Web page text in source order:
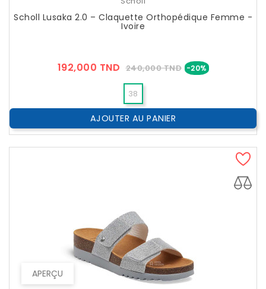
Scholl Lusaka 2.0 – Claquette Orthopédique Femme -
Ivoire
192,000 TND Prix
Public
240,000 TND -20% Prix
38
AJOUTER AU PANIER
APERÇU